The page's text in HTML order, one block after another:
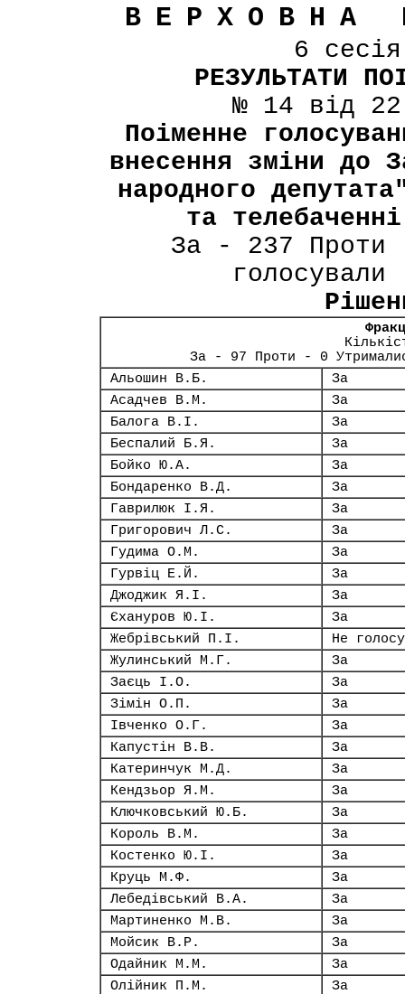
ВЕРХОВНА
6
РЕЗУЛЬТАТИ
№ 14 від
Поіменне
внесення зміни до
народного
та
За - 237 Проти
За - 97 Проти - 0
Альошин В.Б.
За
Асадчев В.М.
За
Балога В.І.
За
Беспалий Б.Я.
За
Бойко Ю.А.
За
Бондаренко В.Д.
За
Гаврилюк І.Я.
За
Григорович Л.С.
За
Гудима О.М.
За
Гурвіц Е.Й.
За
Джоджик Я.І.
За
Єхануров Ю.І.
За
Жебрівський П.І.
Не
Жулинський М.Г.
За
Заєць І.О.
За
Зімін О.П.
За
Івченко О.Г.
За
Капустін В.В.
За
Катеринчук М.Д.
За
Кендзьор Я.М.
За
Ключковський Ю.Б.
За
Король В.М.
За
Костенко Ю.І.
За
Круць М.Ф.
За
Лебедівський В.А.
За
Мартиненко М.В.
За
Мойсик В.Р.
За
Одайник М.М.
За
Олійник П.М.
За